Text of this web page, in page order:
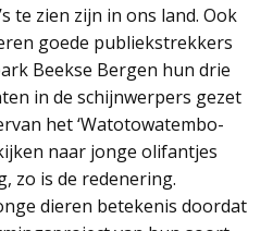
te zien zijn in ons land. Ook
goede publiekstrekkers
Beekse Bergen hun drie
in de schijnwerpers gezet
het ‘Watotowatembo-
naar jonge olifantjes
zo is de redenering.
dieren betekenis doordat